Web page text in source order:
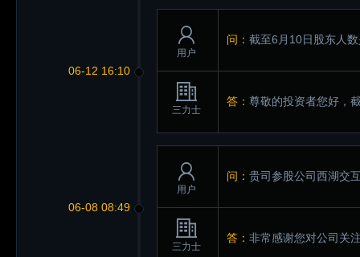
06-12 16:10
用户
问： 截至6月10日股东人
三力士
答： 尊敬的投资者您好，
06-08 08:49
用户
问： 贵司参股公司西湖交
三力士
答： 非常感谢您对公司关